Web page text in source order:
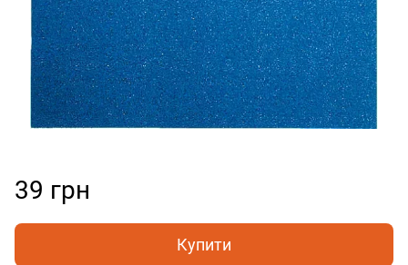
39 грн
Купити